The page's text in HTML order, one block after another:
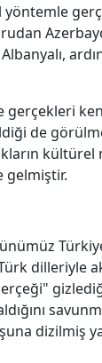
yöntemle
gerçekleri
de
kültürel
gelmiştir.
dilleriyle
dizilmiş